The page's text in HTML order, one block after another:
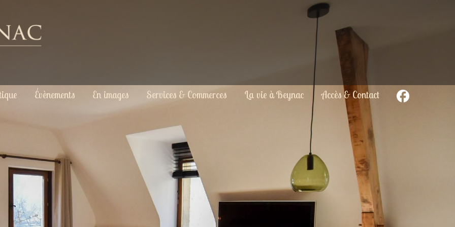
Évènements En images Services & Commerces La vie à Beynac Accès & Contact